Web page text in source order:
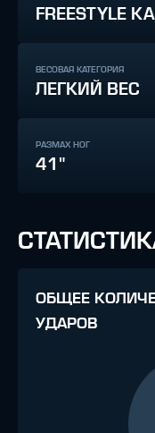
FREESTYLE
ВЕСОВАЯ КАТЕГОРИЯ
ЛЕГКИЙ ВЕС
РАЗМАХ НОГ
41"
ОБЩЕЕ
УДАРОВ